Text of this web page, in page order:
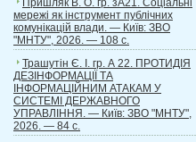
Пришляк В. О. гр. зА21. Соціальні
мережі як інструмент публічних
комунікацій влади. — Київ: ЗВО
"МНТУ", 2026. — 108 с.
Трашутін Є. І. гр. А 22. ПРОТИДІЯ
ДЕЗІНФОРМАЦІЇ ТА
ІНФОРМАЦІЙНИМ АТАКАМ У
СИСТЕМІ ДЕРЖАВНОГО
УПРАВЛІННЯ. — Київ: ЗВО "МНТУ",
2026. — 84 с.